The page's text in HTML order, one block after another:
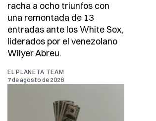
racha a ocho triunfos con
una remontada de 13
entradas ante los White Sox,
liderados por el venezolano
Wilyer Abreu.
EL PLANETA TEAM
7 de agosto de 2026